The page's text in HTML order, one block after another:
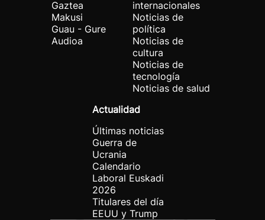
Gaztea
Makusi
Guau - Gure
Audioa
internacionales
Noticias de
política
Noticias de
cultura
Noticias de
tecnología
Noticias de salud
Actualidad
Últimas noticias
Guerra de
Ucrania
Calendario
Laboral Euskadi
2026
Titulares del día
EEUU y Trump